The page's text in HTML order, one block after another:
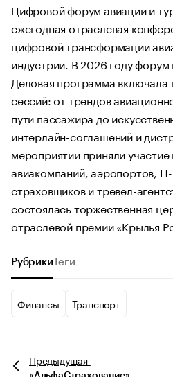
Цифровой форум авиации и
ежегодная отраслевая
цифровой трансформации
индустрии. В 2026 году
Деловая программа включала
сессий: от трендов
пути пассажира до
интерлайн-соглашений и
мероприятии приняли
авиакомпаний, аэропортов,
страховщиков и тревел-
состоялась торжественная
отраслевой премии «Крылья
Рубрики Теги
Финансы Транспорт
Предыдущая